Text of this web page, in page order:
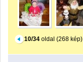
10/34 oldal (268 kép)